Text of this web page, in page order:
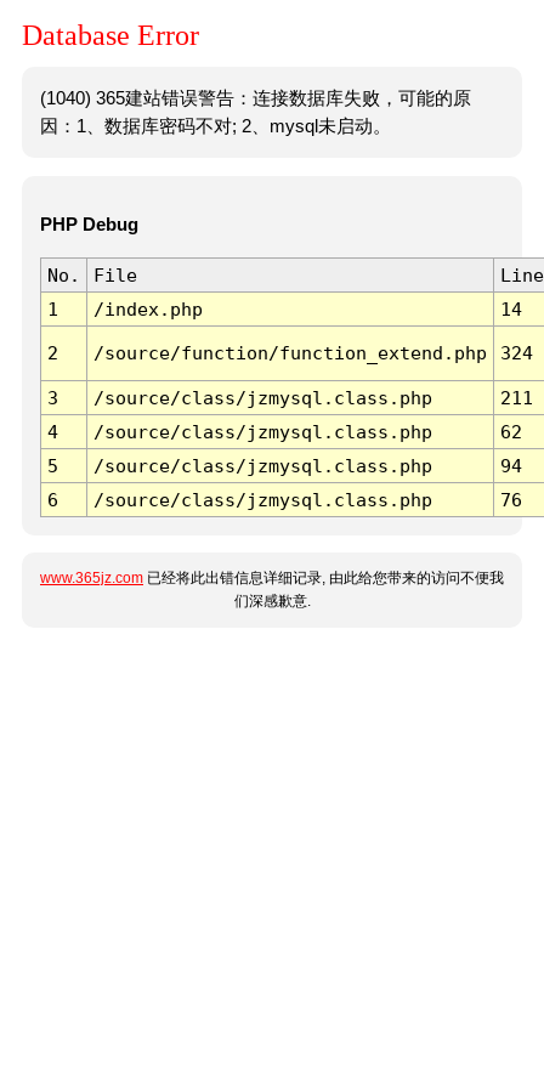
Database Error
(1040) 365建站错误警告：连接数据库失败，可能的原
因：1、数据库密码不对; 2、mysql未启动。
PHP Debug
No. File
Line
1
/index.php 14
2 /source/function/function_extend.php 324
3 /source/class/jzmysql.class.php
211
4
/source/class/jzmysql.class.php
62
5
/source/class/jzmysql.class.php
94
6
/source/class/jzmysql.class.php 76
www.365jz.com 已经将此出错信息详细记录, 由此给您带来的访问不便我
们深感歉意.